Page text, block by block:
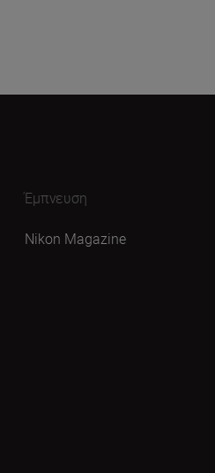
Έμπνευση
Nikon Magazine